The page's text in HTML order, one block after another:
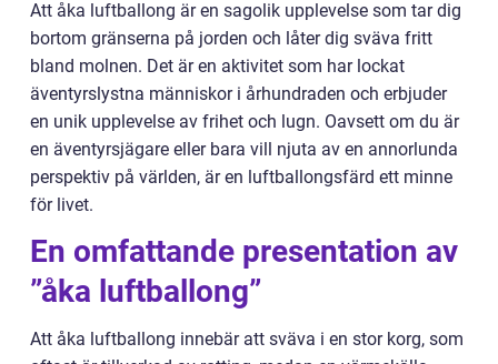
Att åka luftballong är en sagolik upplevelse som tar dig
bortom gränserna på jorden och låter dig sväva fritt
bland molnen. Det är en aktivitet som har lockat
äventyrslystna människor i århundraden och erbjuder
en unik upplevelse av frihet och lugn. Oavsett om du är
en äventyrsjägare eller bara vill njuta av en annorlunda
perspektiv på världen, är en luftballongsfärd ett minne
för livet.
En omfattande presentation av
”åka luftballong”
Att åka luftballong innebär att sväva i en stor korg, som